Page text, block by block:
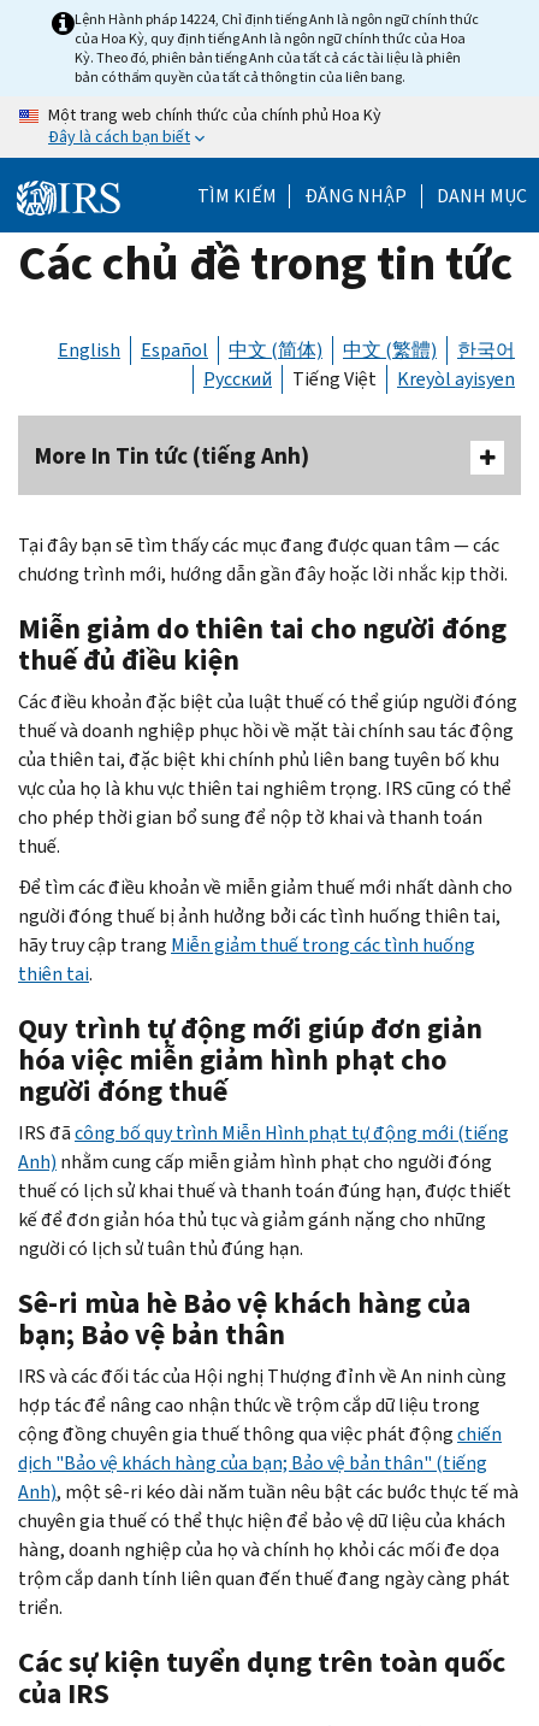
Lệnh Hành pháp 14224, Chỉ định tiếng Anh là ngôn ngữ chính thức
của Hoa Kỳ, quy định tiếng Anh là ngôn ngữ chính thức của Hoa
Kỳ. Theo đó, phiên bản tiếng Anh của tất cả các tài liệu là phiên
bản có thẩm quyền của tất cả thông tin của liên bang.
Một trang web chính thức của chính phủ Hoa Kỳ
Đây là cách bạn biết
TÌM KIẾM ĐĂNG NHẬP DANH MỤC
Các chủ đề trong tin tức
English Español 中文 (简体) 中文 (繁體)
한국어
Русский
Tiếng Việt Kreyòl ayisyen
More In Tin tức (tiếng Anh)
Tại đây bạn sẽ tìm thấy các mục đang được quan tâm — các
chương trình mới, hướng dẫn gần đây hoặc lời nhắc kịp thời.
Miễn giảm do thiên tai cho người đóng
thuế đủ điều kiện
Các điều khoản đặc biệt của luật thuế có thể giúp người đóng
thuế và doanh nghiệp phục hồi về mặt tài chính sau tác động
của thiên tai, đặc biệt khi chính phủ liên bang tuyên bố khu
vực của họ là khu vực thiên tai nghiêm trọng. IRS cũng có thể
cho phép thời gian bổ sung để nộp tờ khai và thanh toán
thuế.
Để tìm các điều khoản về miễn giảm thuế mới nhất dành cho
người đóng thuế bị ảnh hưởng bởi các tình huống thiên tai,
hãy truy cập trang Miễn giảm thuế trong các tình huống
thiên tai.
Quy trình tự động mới giúp đơn giản
hóa việc miễn giảm hình phạt cho
người đóng thuế
IRSđãcông bố quy trình Miễn Hình phạt tự động mới (tiếng
Anh) nhằm cung cấp miễn giảm hình phạt cho người đóng
thuế có lịch sử khai thuế và thanh toán đúng hạn, được thiết
kế để đơn giản hóa thủ tục và giảm gánh nặng cho những
người có lịch sử tuân thủ đúng hạn.
Sê-ri mùa hè Bảo vệ khách hàng của
bạn; Bảo vệ bản thân
IRSvà các đối tác của Hội nghị Thượng đỉnh về An ninh cùng
hợp tác để nâng cao nhận thức về trộm cắp dữ liệu trong
cộng đồng chuyên gia thuế thông qua việc phát độngchiến
dịch "Bảo vệ khách hàng của bạn; Bảo vệ bản thân" (tiếng
Anh), một sê-ri kéo dài năm tuần nêu bật các bước thực tế mà
chuyên gia thuế có thể thực hiện để bảo vệ dữ liệu của khách
hàng, doanh nghiệp của họ và chính họ khỏi các mối đe dọa
trộm cắp danh tính liên quan đến thuế đang ngày càng phát
triển.
Các sự kiện tuyển dụng trên toàn quốc
của IRS